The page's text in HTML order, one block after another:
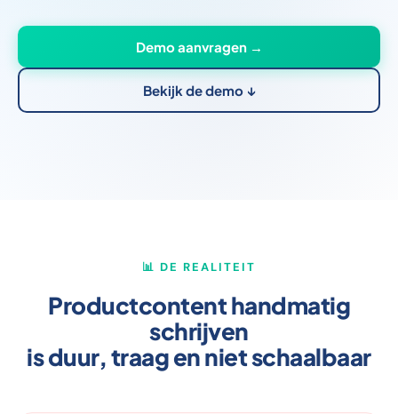
Demo aanvragen →
Bekijk de demo ↓
📊 DE REALITEIT
Productcontent handmatig
schrijven
is duur, traag en niet schaalbaar